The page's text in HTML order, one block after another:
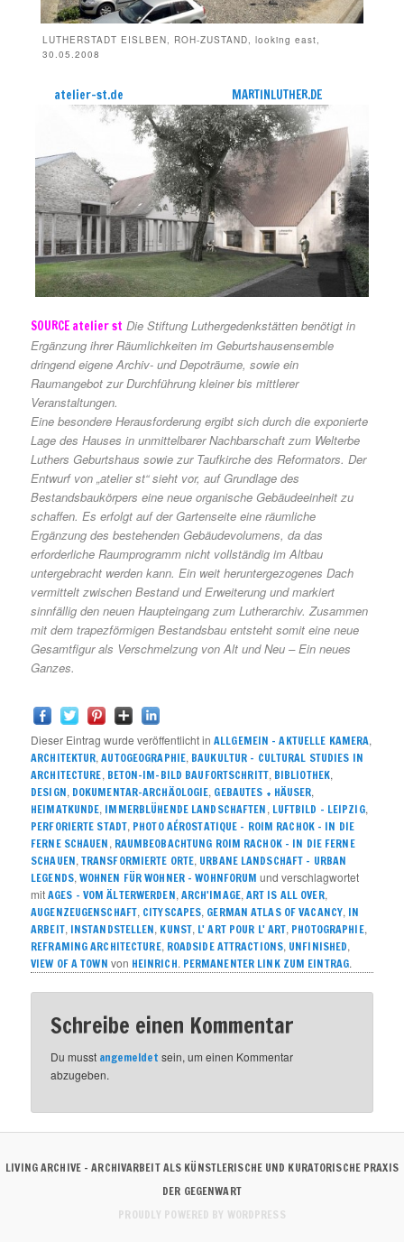
LUTHERSTADT EISLBEN, ROH-ZUSTAND, looking east,
30.05.2008
atelier-st.de MARTINLUTHER.DE
SOURCE atelier st Die Stiftung Luthergedenkstätten benötigt in
Ergänzung ihrer Räumlichkeiten im Geburtshausensemble
dringend eigene Archiv- und Depoträume, sowie ein
Raumangebot zur Durchführung kleiner bis mittlerer
Veranstaltungen.
Eine besondere Herausforderung ergibt sich durch die exponierte
Lage des Hauses in unmittelbarer Nachbarschaft zum Welterbe
Luthers Geburtshaus sowie zur Taufkirche des Reformators. Der
Entwurf von „atelier st“ sieht vor, auf Grundlage des
Bestandsbaukörpers eine neue organische Gebäudeeinheit zu
schaffen. Es erfolgt auf der Gartenseite eine räumliche
Ergänzung des bestehenden Gebäudevolumens, da das
erforderliche Raumprogramm nicht vollständig im Altbau
untergebracht werden kann. Ein weit heruntergezogenes Dach
vermittelt zwischen Bestand und Erweiterung und markiert
sinnfällig den neuen Haupteingang zum Lutherarchiv. Zusammen
mit dem trapezförmigen Bestandsbau entsteht somit eine neue
Gesamtfigur als Verschmelzung von Alt und Neu – Ein neues
Ganzes.
Dieser Eintrag wurde veröffentlicht inALLGEMEIN – AKTUELLE KAMERA,
ARCHITEKTUR,AUTOGEOGRAPHIE, BAUKULTUR – CULTURAL STUDIES IN
ARCHITECTURE, BETON-IM-BILD BAUFORTSCHRITT, BIBLIOTHEK,
DESIGN, DOKUMENTAR-ARCHÄOLOGIE, GEBAUTES + HÄUSER,
HEIMATKUNDE, IMMERBLÜHENDE LANDSCHAFTEN, LUFTBILD - LEIPZIG,
PERFORIERTE STADT, PHOTO AÉROSTATIQUE – ROIM RACHOK – IN DIE
FERNE SCHAUEN, RAUMBEOBACHTUNG ROIM RACHOK – IN DIE FERNE
SCHAUEN, TRANSFORMIERTE ORTE, URBANE LANDSCHAFT – URBAN
LEGENDS, WOHNEN FÜR WOHNER – WOHNFORUM und verschlagwortet
mitAGES - VOM ÄLTERWERDEN, ARCH'IMAGE, ART IS ALL OVER,
AUGENZEUGENSCHAFT, CITYSCAPES, GERMAN ATLAS OF VACANCY, IN
ARBEIT, INSTANDSTELLEN, KUNST, L' ART POUR L' ART, PHOTOGRAPHIE,
REFRAMING ARCHITECTURE, ROADSIDE ATTRACTIONS, UNFINISHED,
VIEW OF A TOWN von HEINRICH. PERMANENTER LINK ZUM EINTRAG.
Schreibe einen Kommentar
Du musst angemeldet sein, um einen Kommentar
abzugeben.
LIVING ARCHIVE – ARCHIVARBEIT ALS KÜNSTLERISCHE UND KURATORISCHE PRAXIS
DER GEGENWART
PROUDLY POWERED BY WORDPRESS